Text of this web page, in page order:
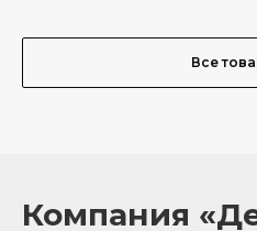
Все
Компания